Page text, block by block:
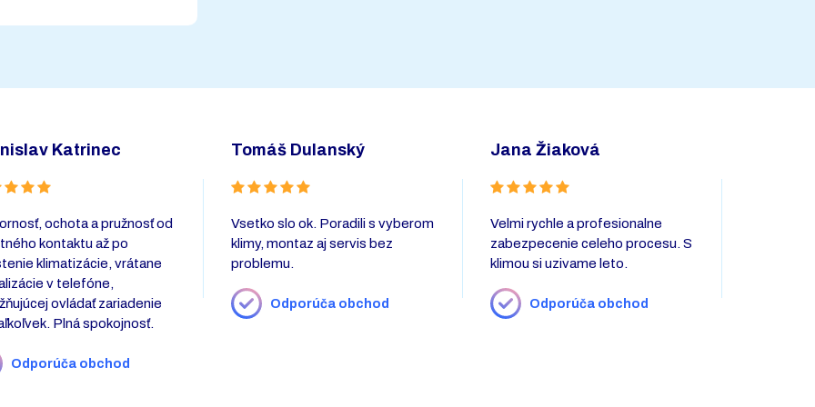
Katrinec
ochota a pružnosť od
kontaktu až po
klimatizácie, vrátane
v telefóne,
ovládať zariadenie
Plná spokojnosť.
Odporúča obchod
Tomáš Dulanský
Vsetko slo ok. Poradili s vyberom
klimy, montaz aj servis bez
problemu.
Odporúča obchod
Jana Žiaková
Velmi rychle a profesionalne
zabezpecenie celeho procesu. S
klimou si uzivame leto.
Odporúča obchod